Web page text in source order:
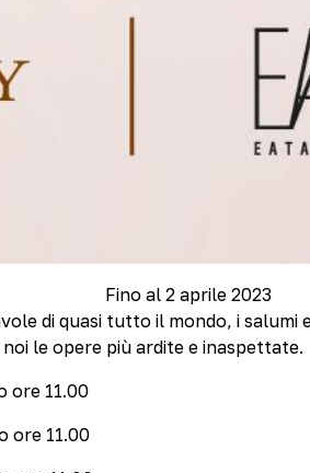
Fino al 2 aprile 2023
di quasi tutto il mondo, i
noi le opere più ardite e inaspettate.
ore 11.00
ore 11.00